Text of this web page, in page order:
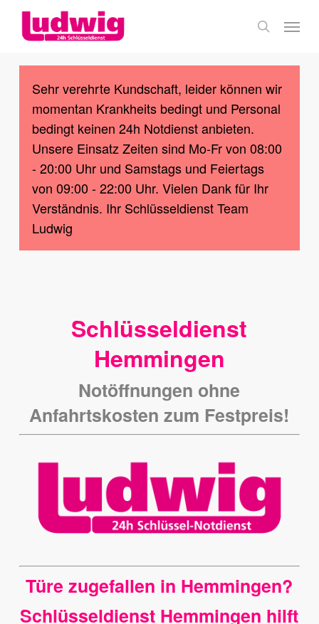
Skip
content
search
Menu
Sehr verehrte Kundschaft, leider können wir
momentan Krankheits bedingt und Personal
bedingt keinen 24h Notdienst anbieten.
Unsere Einsatz Zeiten sind Mo-Fr von 08:00
- 20:00 Uhr und Samstags und Feiertags
von 09:00 - 22:00 Uhr. Vielen Dank für Ihr
Verständnis. Ihr Schlüsseldienst Team
Ludwig
Schlüsseldienst
Hemmingen
Notöffnungen ohne
Anfahrtskosten zum Festpreis!
Türe zugefallen in Hemmingen?
Schlüsseldienst Hemmingen hilft